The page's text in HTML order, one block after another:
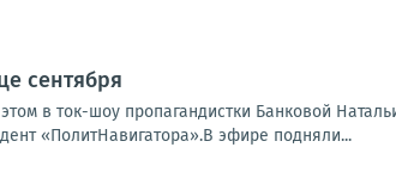
сентября
в ток-шоу пропагандистки Банковой
«ПолитНавигатора».В эфире подняли...